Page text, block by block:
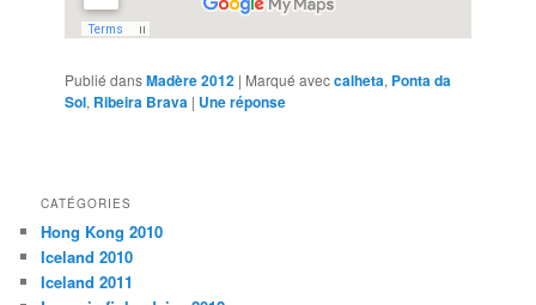
Publié dansMadère 2012 | Marqué aveccalheta, Ponta da
Sol, Ribeira Brava | Uneréponse
CATÉGORIES
Hong Kong 2010
Iceland 2010
Iceland 2011